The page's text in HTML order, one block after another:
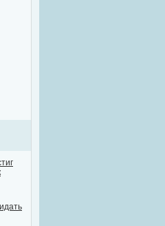
и в то же время опасных проблем
варьируются, от "пьющих